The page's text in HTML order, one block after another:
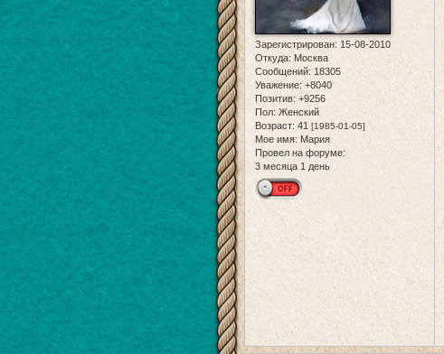
Зарегистрирован: 15-08-2010
Откуда: Москва
Сообщений: 18305
Уважение: +8040
Позитив: +9256
Пол: Женский
Возраст: 41 [1985-01-05]
Мое имя: Мария
Провел на форуме:
3 месяца 1 день